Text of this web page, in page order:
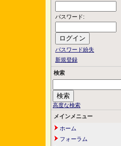
パスワード:
パスワード紛失
新規登録
検索
高度な検索
メインメニュー
ホーム
フォーラム